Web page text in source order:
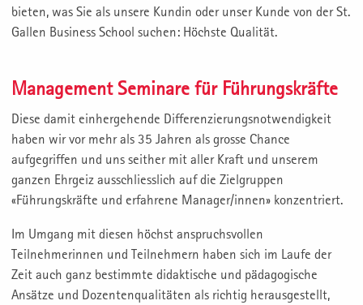
bieten, was Sie als unsere Kundin oder unser Kunde von der St.
Gallen Business School suchen: Höchste Qualität.
Management Seminare für Führungskräfte
Diese damit einhergehende Differenzierungsnotwendigkeit
haben wir vor mehr als 35 Jahren als grosse Chance
aufgegriffen und uns seither mit aller Kraft und unserem
ganzen Ehrgeiz ausschliesslich auf die Zielgruppen
«Führungskräfte und erfahrene Manager/innen» konzentriert.
Im Umgang mit diesen höchst anspruchsvollen
Teilnehmerinnen und Teilnehmern haben sich im Laufe der
Zeit auch ganz bestimmte didaktische und pädagogische
Ansätze und Dozentenqualitäten als richtig herausgestellt,